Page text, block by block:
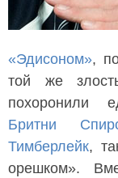
«Эдисоном»,
той же
похоронили
Бритни
Тимберлейк,
орешком».